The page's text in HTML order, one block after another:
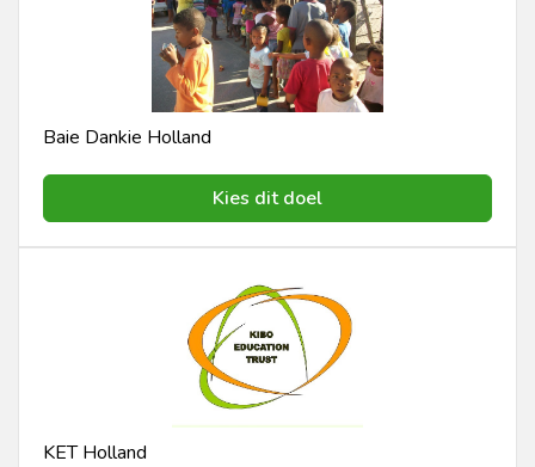
Baie Dankie Holland
Kies dit doel
KET Holland